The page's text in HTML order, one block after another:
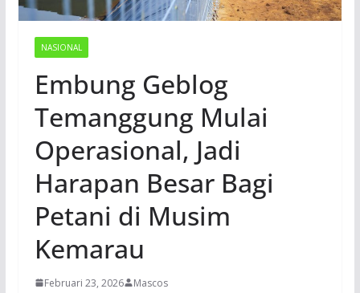
NASIONAL
Embung Geblog
Temanggung Mulai
Operasional, Jadi
Harapan Besar Bagi
Petani di Musim
Kemarau
Februari 23, 2026 Mascos